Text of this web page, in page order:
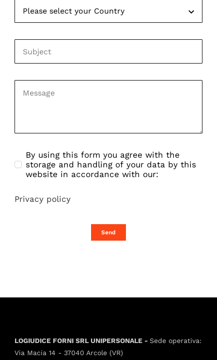
By using this form you agree with the
storage and handling of your data by this
website in accordance with our:
Privacy policy
Send
LOGIUDICE FORNI SRL UNIPERSONALE - Sede operativa:
Via Macia 14 - 37040 Arcole (VR)